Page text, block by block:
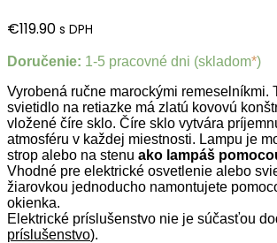
€119.90 s DPH
Doručenie: 1-5 pracovné dni (skladom*)
Vyrobená ručne marockými remeselníkmi.
svietidlo na retiazke má zlatú kovovú
vložené číre sklo. Číre sklo vytvára
atmosféru v každej miestnosti. Lampu je
strop alebo na stenu ako lampáš
Vhodné pre elektrické osvetlenie alebo
žiarovkou jednoducho namontujete
okienka.
Elektrické príslušenstvo nie je súčasťou
príslušenstvo).